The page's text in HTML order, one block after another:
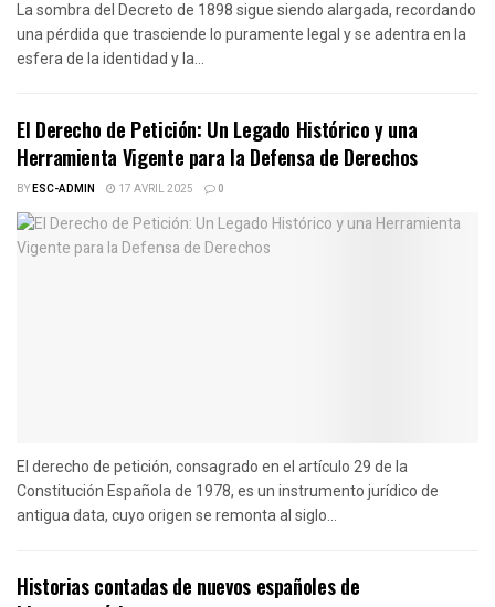
La sombra del Decreto de 1898 sigue siendo alargada, recordando
una pérdida que trasciende lo puramente legal y se adentra en la
esfera de la identidad y la...
El Derecho de Petición: Un Legado Histórico y una
Herramienta Vigente para la Defensa de Derechos
BYESC-ADMIN 17 AVRIL 2025 0
El derecho de petición, consagrado en el artículo 29 de la
Constitución Española de 1978, es un instrumento jurídico de
antigua data, cuyo origen se remonta al siglo...
Historias contadas de nuevos españoles de